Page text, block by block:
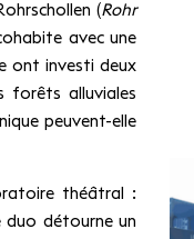
(Rohr
avec une
ont investi deux
forêts alluviales
peuvent-elle
théâtral :
duo détourne un